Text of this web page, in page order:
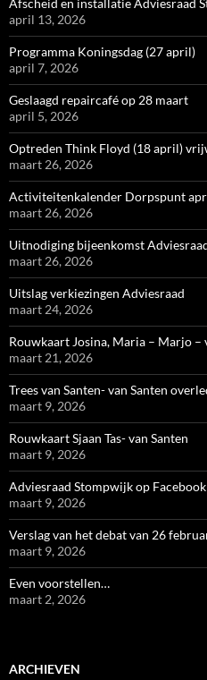
Afscheid en installatie Adviesraad
april 13, 2026
Programma Koningsdag (27 april)
april 7, 2026
Geslaagd repaircafé op 28 maart
april 5, 2026
Optreden Think Floyd (18 april)
maart 26, 2026
Activiteitenkalender Dorpspunt
maart 26, 2026
Uitnodiging bijeenkomst
maart 26, 2026
Uitslag verkiezingen Adviesraad
maart 24, 2026
Rouwkaart Josina, Maria – Marjo
maart 21, 2026
Trees van Santen- van Santen
maart 9, 2026
Rouwkaart Sjaan Tas- van Santen
maart 9, 2026
Adviesraad Stompwijk op Facebook
maart 9, 2026
Verslag van het debat van 26
maart 9, 2026
Even voorstellen…
maart 2, 2026
ARCHIEVEN